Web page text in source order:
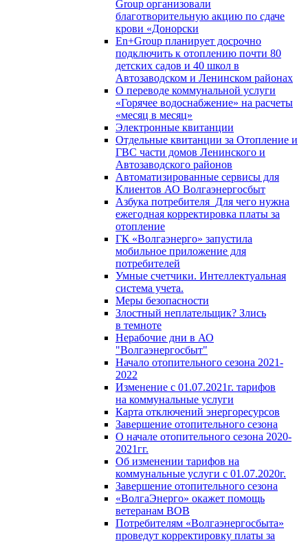
Group организовали
благотворительную акцию по сдаче
крови «Донорски
En+Group планирует досрочно
подключить к отоплению почти 80
детских садов и 40 школ в
Автозаводском и Ленинском районах
О переводе коммунальной услуги
«Горячее водоснабжение» на расчеты
«месяц в месяц»
Электронные квитанции
Отдельные квитанции за Отопление и
ГВС части домов Ленинского и
Автозаводского районов
Автоматизированные сервисы для
Клиентов АО Волгаэнергосбыт
Азбука потребителя_Для чего нужна
ежегодная корректировка платы за
отопление
ГК «Волгаэнерго» запустила
мобильное приложение для
потребителей
Умные счетчики. Интеллектуальная
система учета.
Меры безопасности
Злостный неплательщик? Злись
в темноте
Нерабочие дни в АО
"Волгаэнергосбыт"
Начало отопительного сезона 2021-
2022
Изменение с 01.07.2021г. тарифов
на коммунальные услуги
Карта отключений энергоресурсов
Завершение отопительного сезона
О начале отопительного сезона 2020-
2021гг.
Об изменении тарифов на
коммунальные услуги с 01.07.2020г.
Завершение отопительного сезона
«ВолгаЭнерго» окажет помощь
ветеранам ВОВ
Потребителям «Волгаэнергосбыта»
проведут корректировку платы за